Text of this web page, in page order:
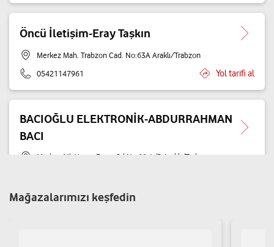
Öncü İletişim-Eray Taşkın
Merkez Mah. Trabzon Cad. No:63A Araklı/Trabzon
05421147961
Yol tarifi al
BACIOĞLU ELEKTRONİK-ABDURRAHMAN
BACI
Merkez Mh.Yunus Emre Cd.No:11 A/B Araklı/Trabzon
Mağazalarımızı keşfedin